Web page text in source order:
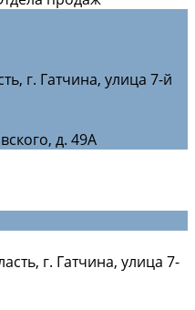
г. Гатчина, улица 7-й
д. 49А
г. Гатчина, улица 7-